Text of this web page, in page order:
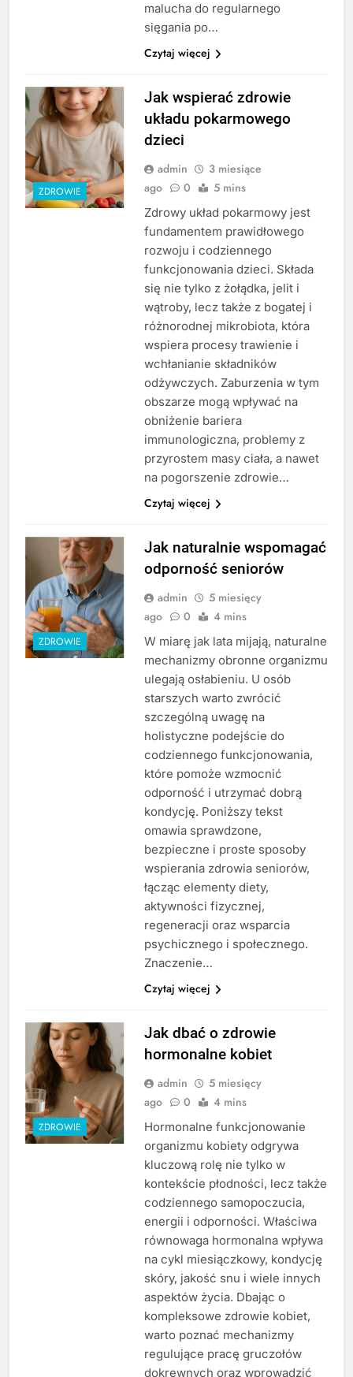
malucha do regularnego
sięgania po…
Czytaj więcej
ZDROWIE
Jak wspierać zdrowie
układu pokarmowego
dzieci
admin
3 miesiące
ago
0 5 mins
Zdrowy układ pokarmowy jest
fundamentem prawidłowego
rozwoju i codziennego
funkcjonowania dzieci. Składa
się nie tylko z żołądka, jelit i
wątroby, lecz także z bogatej i
różnorodnej mikrobiota, która
wspiera procesy trawienie i
wchłanianie składników
odżywczych. Zaburzenia w tym
obszarze mogą wpływać na
obniżenie bariera
immunologiczna, problemy z
przyrostem masy ciała, a nawet
na pogorszenie zdrowie…
Czytaj więcej
ZDROWIE
Jak naturalnie wspomagać
odporność seniorów
admin
5 miesięcy
ago
0 4 mins
W miarę jak lata mijają, naturalne
mechanizmy obronne organizmu
ulegają osłabieniu. U osób
starszych warto zwrócić
szczególną uwagę na
holistyczne podejście do
codziennego funkcjonowania,
które pomoże wzmocnić
odporność i utrzymać dobrą
kondycję. Poniższy tekst
omawia sprawdzone,
bezpieczne i proste sposoby
wspierania zdrowia seniorów,
łącząc elementy diety,
aktywności fizycznej,
regeneracji oraz wsparcia
psychicznego i społecznego.
Znaczenie…
Czytaj więcej
ZDROWIE
Jak dbać o zdrowie
hormonalne kobiet
admin
5 miesięcy
ago
0 4 mins
Hormonalne funkcjonowanie
organizmu kobiety odgrywa
kluczową rolę nie tylko w
kontekście płodności, lecz także
codziennego samopoczucia,
energii i odporności. Właściwa
równowaga hormonalna wpływa
na cykl miesiączkowy, kondycję
skóry, jakość snu i wiele innych
aspektów życia. Dbając o
kompleksowe zdrowie kobiet,
warto poznać mechanizmy
regulujące pracę gruczołów
dokrewnych oraz wprowadzić